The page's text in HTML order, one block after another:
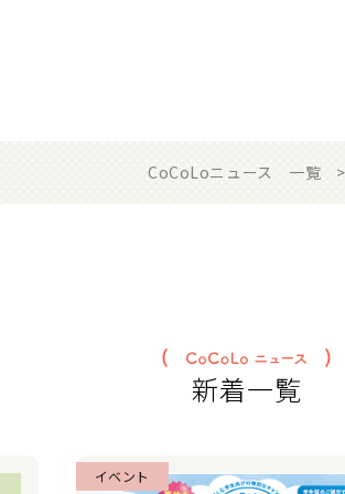
CoCoLoニュース 一覧
新着一覧
イベント